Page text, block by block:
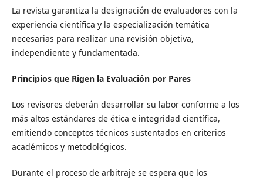
La revista garantiza la designación de evaluadores con la
experiencia científica y la especialización temática
necesarias para realizar una revisión objetiva,
independiente y fundamentada.
Principios que Rigen la Evaluación por Pares
Los revisores deberán desarrollar su labor conforme a los
más altos estándares de ética e integridad científica,
emitiendo conceptos técnicos sustentados en criterios
académicos y metodológicos.
Durante el proceso de arbitraje se espera que los